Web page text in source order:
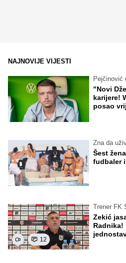
NAJNOVIJE VIJESTI
Pejčinović
"Novi
karijere!
posao
Zna da
Šest
fudbaler
12
Trener FK
Zekić
Radnika!